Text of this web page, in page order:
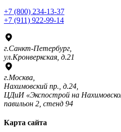
+7 (800) 234-13-37
+7 (911) 922-99-14
г.Санкт-Петербург,
ул.Кронверкская, д.21
г.Москва,
Нахимовский пр., д.24,
ЦДиИ «Экспострой на
павильон 2, стенд 94
Карта сайта